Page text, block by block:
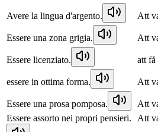
Avere la lingua d'argento. Att
Essere una zona grigia. Att
Essere licenziato. att få
essere in ottima forma. Att
Essere una prosa pomposa.
Att
Essere assorto nei propri pensieri.
Att